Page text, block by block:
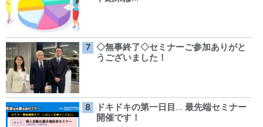
◇無事終了◇セミナーご参加ありがと
うございました！
ドキドキの第一日目… 最先端セミナー
開催です！